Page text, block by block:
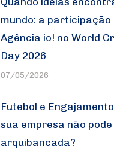
mundo: a participação
Agência io! no World
Day 2026
07/05/2026
Futebol e
sua empresa não
arquibancada?